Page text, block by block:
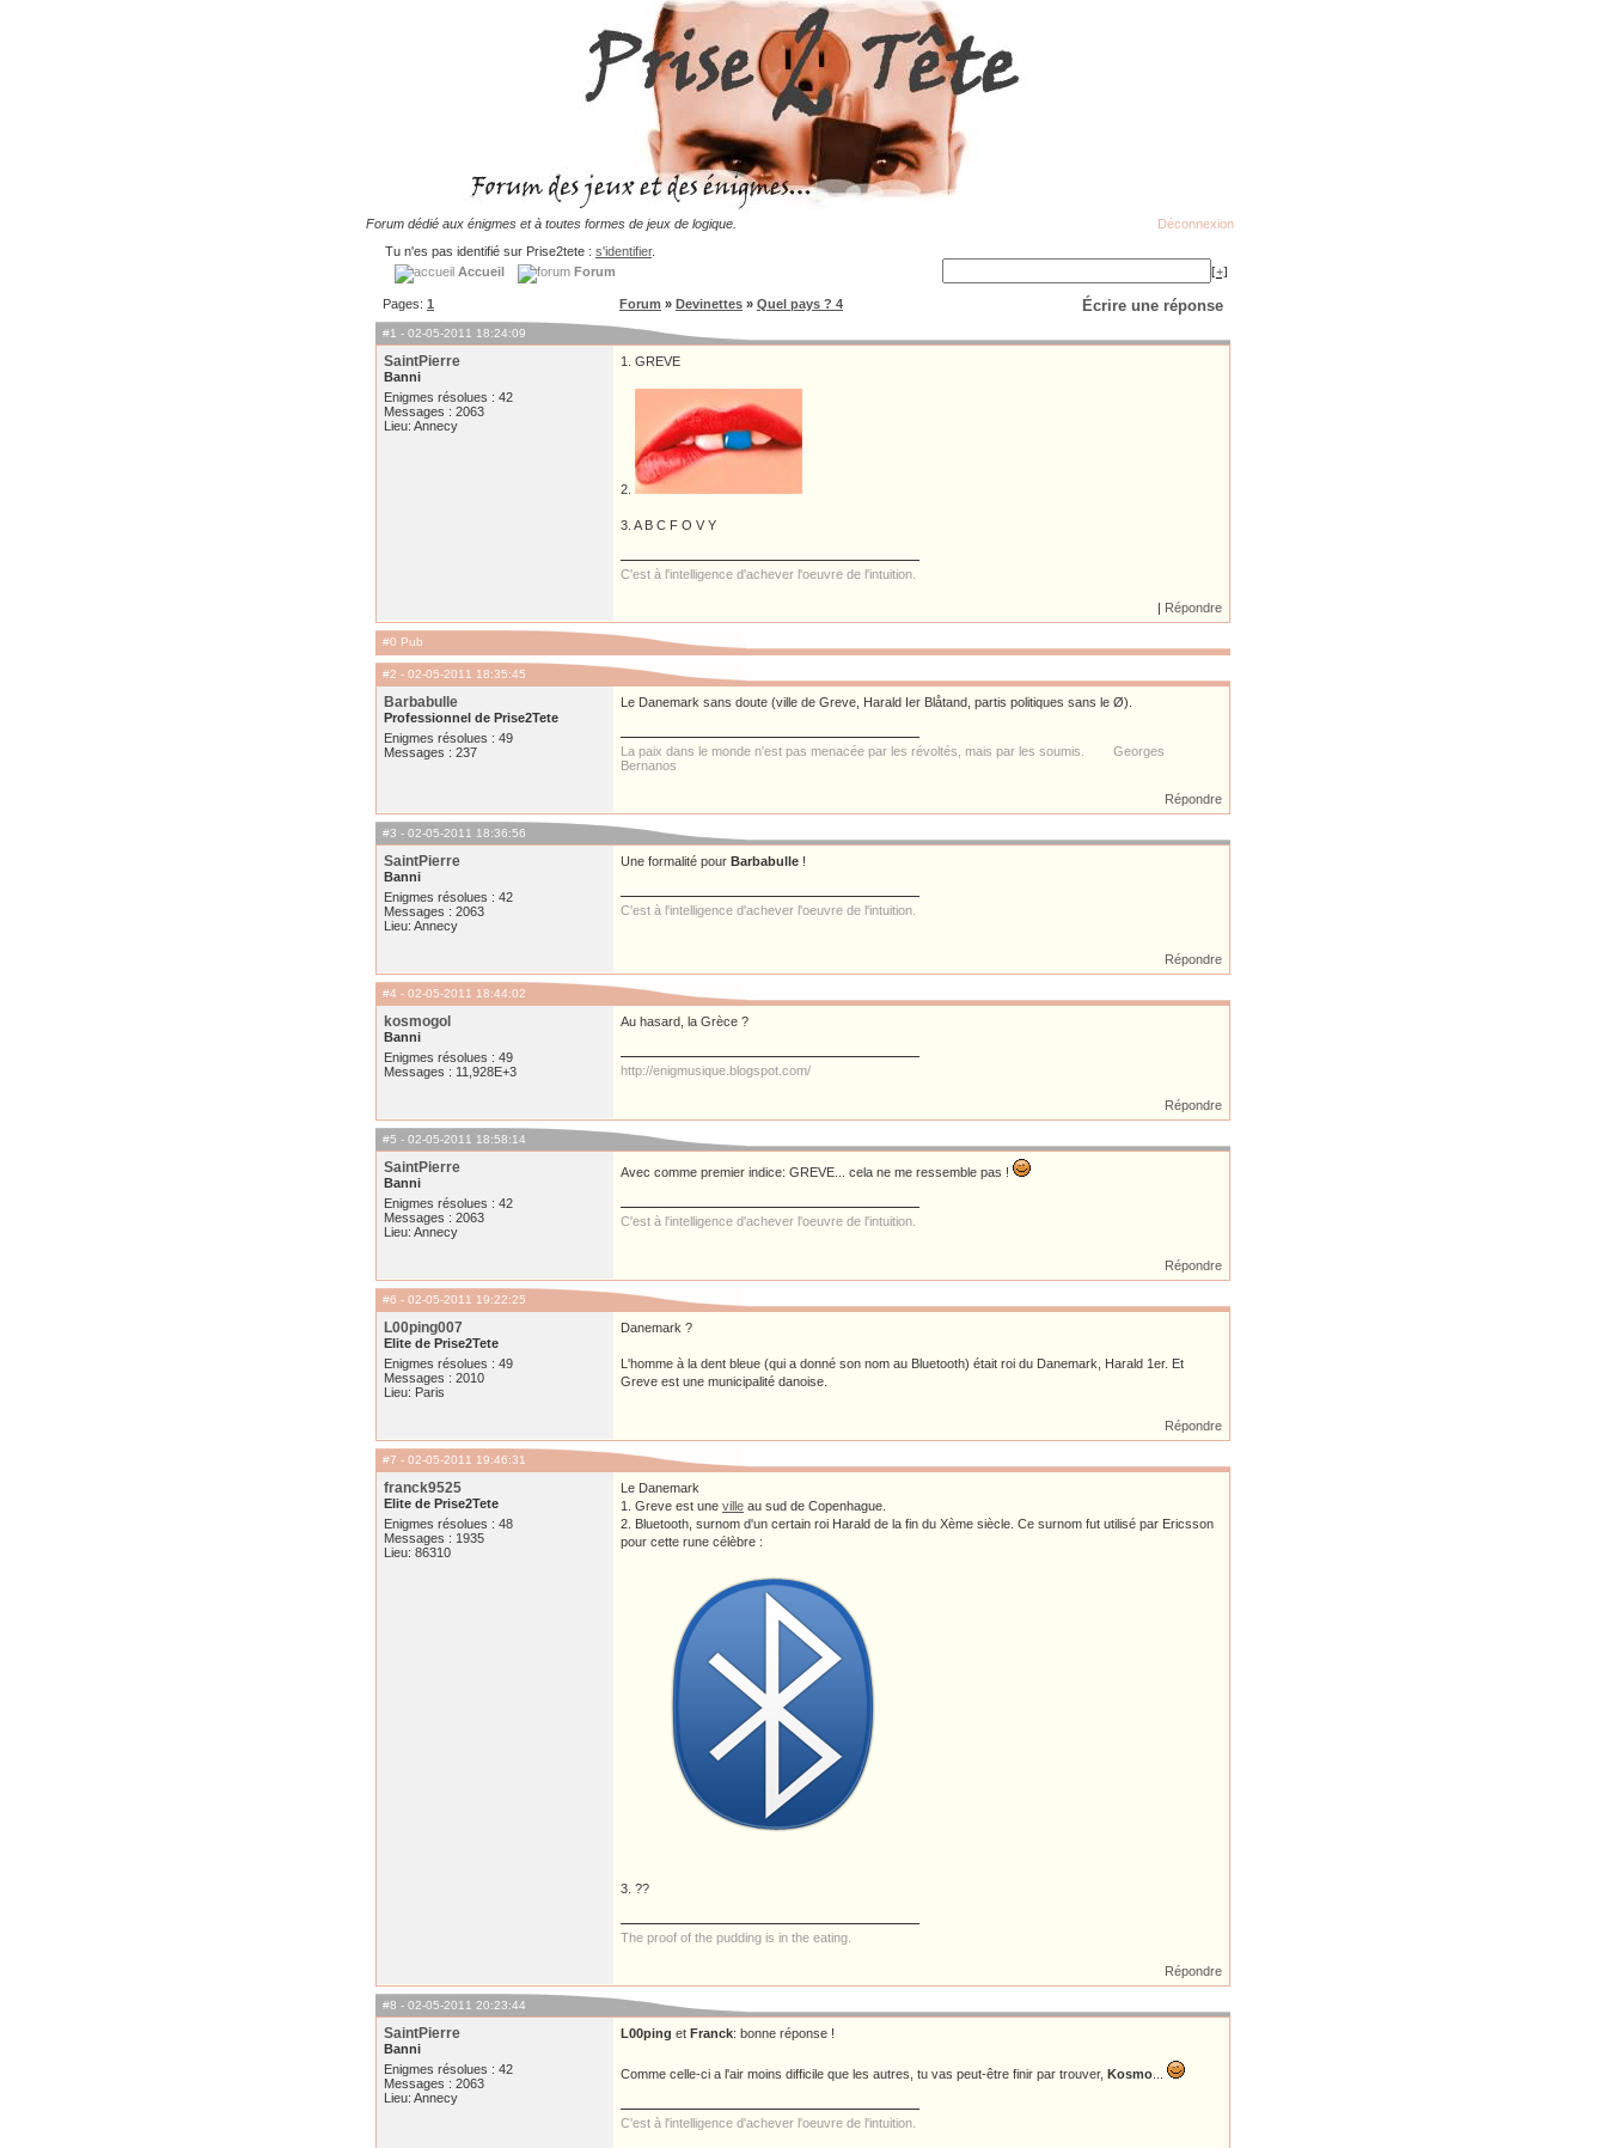
Forum dédié aux énigmes et à toutes formes de jeux de logique.
Déconnexion
Tu n'es pas identifié sur Prise2tete : s'identifier.
Accueil
Forum [+]
Pages: 1 Écrire une réponse
Forum » Devinettes » Quel pays ? 4
#1 - 02-05-2011 18:24:09
SaintPierre
Banni
Enigmes résolues : 42
Messages : 2063
Lieu: Annecy
1. GREVE
2.
3. A B C F O V Y
C'est à l'intelligence d'achever l'oeuvre de l'intuition.
| Répondre
#0 Pub
#2 - 02-05-2011 18:35:45
Barbabulle
Professionnel de Prise2Tete
Enigmes résolues : 49
Messages : 237
Le Danemark sans doute (ville de Greve, Harald Ier Blåtand, partis politiques sans le Ø).
La paix dans le monde n'est pas menacée par les révoltés, mais par les soumis. Georges
Bernanos
Répondre
#3 - 02-05-2011 18:36:56
SaintPierre
Banni
Enigmes résolues : 42
Messages : 2063
Lieu: Annecy
Une formalité pour Barbabulle !
C'est à l'intelligence d'achever l'oeuvre de l'intuition.
Répondre
#4 - 02-05-2011 18:44:02
kosmogol
Banni
Enigmes résolues : 49
Messages : 11,928E+3
Au hasard, la Grèce ?
http://enigmusique.blogspot.com/
Répondre
#5 - 02-05-2011 18:58:14
SaintPierre
Banni
Enigmes résolues : 42
Messages : 2063
Lieu: Annecy
Avec comme premier indice: GREVE... cela ne me ressemble pas !
C'est à l'intelligence d'achever l'oeuvre de l'intuition.
Répondre
#6 - 02-05-2011 19:22:25
L00ping007
Elite de Prise2Tete
Enigmes résolues : 49
Messages : 2010
Lieu: Paris
Danemark ?
L'homme à la dent bleue (qui a donné son nom au Bluetooth) était roi du Danemark, Harald 1er. Et
Greve est une municipalité danoise.
Répondre
#7 - 02-05-2011 19:46:31
franck9525
Elite de Prise2Tete
Enigmes résolues : 48
Messages : 1935
Lieu: 86310
Le Danemark
1. Greve est une ville au sud de Copenhague.
2. Bluetooth, surnom d'un certain roi Harald de la fin du Xème siècle. Ce surnom fut utilisé par Ericsson
pour cette rune célèbre :
3. ??
The proof of the pudding is in the eating.
Répondre
#8 - 02-05-2011 20:23:44
SaintPierre
Banni
Enigmes résolues : 42
Messages : 2063
Lieu: Annecy
L00ping et Franck: bonne réponse !
Comme celle-ci a l'air moins difficile que les autres, tu vas peut-être finir par trouver, Kosmo
C'est à l'intelligence d'achever l'oeuvre de l'intuition.